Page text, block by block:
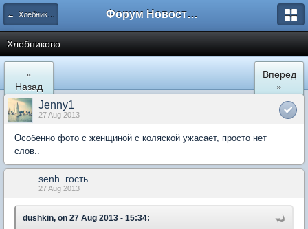
← Хлебниково Форум Новостройки
Хлебниково
«
Назад
Вперед
»
Jenny1
27 Aug 2013
Особенно фото с женщиной с коляской ужасает, просто нет
слов..
senh_гость
27 Aug 2013
dushkin, on 27 Aug 2013 - 15:34: